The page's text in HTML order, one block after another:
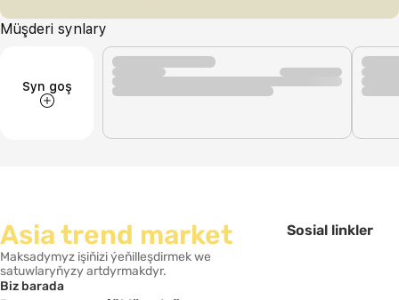
Müşderi synlary
Syn goş
Asia trend market
Maksadymyz işiňizi ýeňilleşdirmek we
satuwlaryňyzy artdyrmakdyr.
Biz barada
Sosial linkler